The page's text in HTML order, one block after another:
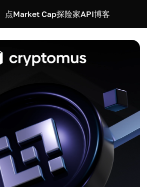
点Market Cap探险家API博客